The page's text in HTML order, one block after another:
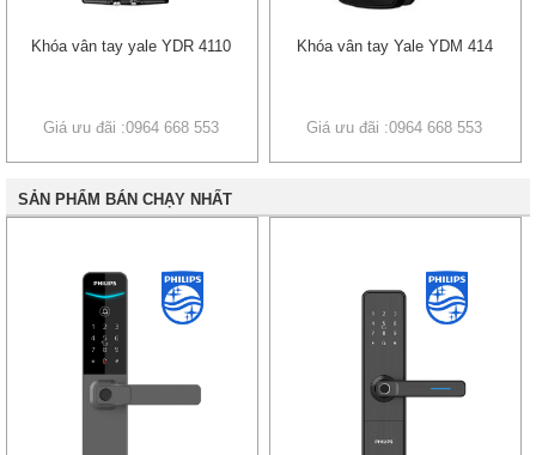
Khóa vân tay yale YDR 4110
Giá ưu đãi :0964 668 553
Khóa vân tay Yale YDM 414
Giá ưu đãi :0964 668 553
SẢN PHẨM BÁN CHẠY NHẤT